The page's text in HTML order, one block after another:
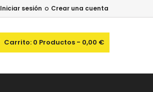
Iniciar sesión o Crear una cuenta
Carrito: 0 Productos - 0,00 €